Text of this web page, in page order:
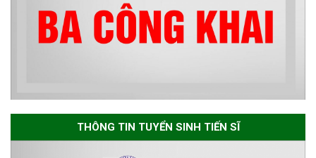
ngành Môi trường và phát triển
bền vững đợt 1 năm 2026
The International Conference
EME 2026 on “Earth, Mine and
Environmental Sciences for the
Advancement of Strategic
THÔNG TIN TUYỂN SINH TIẾN SĨ